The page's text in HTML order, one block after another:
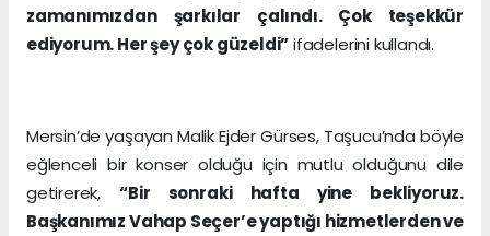
zamanımızdan şarkılar çalındı. Çok teşekkür
ediyorum. Her şey çok güzeldi”ifadelerini kullandı.
Mersin’de yaşayan Malik Ejder Gürses, Taşucu’nda böyle
eğlenceli bir konser olduğu için mutlu olduğunu dile
getirerek,“Bir sonraki hafta yine bekliyoruz.
Başkanımız Vahap Seçer’e yaptığı hizmetlerden ve